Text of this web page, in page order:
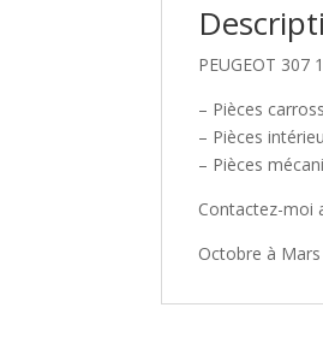
PEUGEOT 307
– Pièces
– Pièces
– Pièces
Contactez-moi
Octobre à